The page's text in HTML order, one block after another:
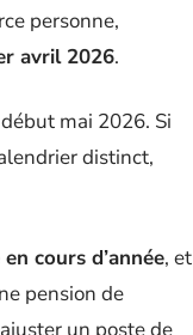
personne,
avril 2026.
mai 2026. Si
distinct,
cours d’année, et
pension de